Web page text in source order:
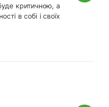
критичною, а
в собі і своїх